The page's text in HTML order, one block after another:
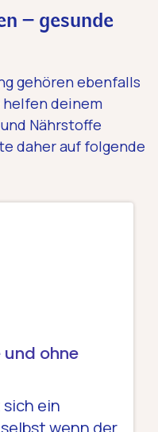
– gesunde
gehören ebenfalls
helfen deinem
Nährstoffe
daher auf folgende
und ohne
ein
wenn der